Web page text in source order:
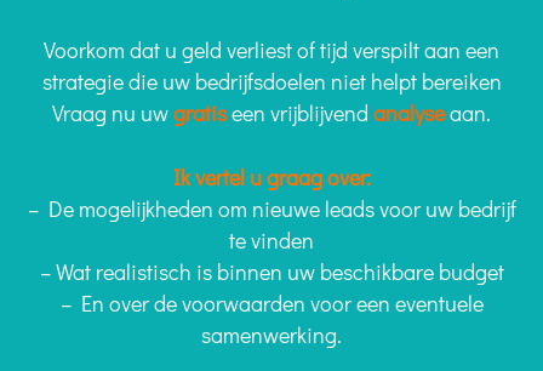
Voorkom dat u geld verliest of tijd verspilt aan een
strategie die uw bedrijfsdoelen niet helpt bereiken
Vraag nu uwgratiseen vrijblijvend analyseaan.
Ik vertel u graag over:
– De mogelijkheden om nieuwe leads voor uw bedrijf
te vinden
– Wat realistisch is binnen uw beschikbare budget
– En over de voorwaarden voor een eventuele
samenwerking.